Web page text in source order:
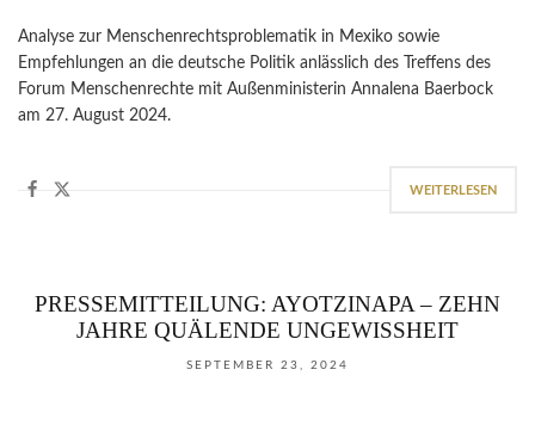
Analyse zur Menschenrechtsproblematik in Mexiko sowie
Empfehlungen an die deutsche Politik anlässlich des Treffens des
Forum Menschenrechte mit Außenministerin Annalena Baerbock
am 27. August 2024.
WEITERLESEN
PRESSEMITTEILUNG: AYOTZINAPA – ZEHN
JAHRE QUÄLENDE UNGEWISSHEIT
SEPTEMBER 23, 2024